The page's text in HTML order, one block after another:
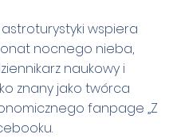
wspiera
nocnego nieba,
naukowy i
znany jako twórca
fanpage „Z